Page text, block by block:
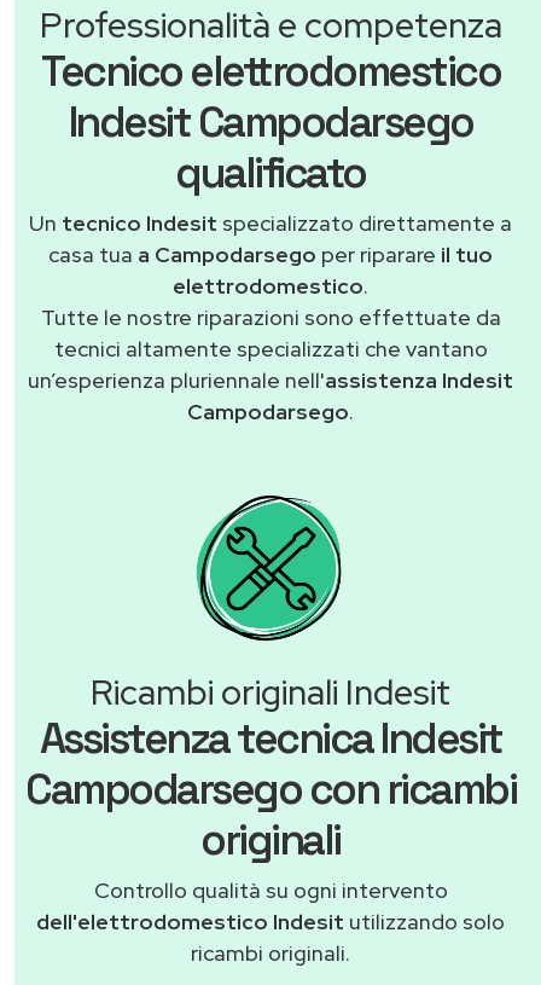
Professionalità e competenza
Tecnico elettrodomestico
Indesit Campodarsego
qualificato
Un tecnico Indesit specializzato direttamente a
casa tua a Campodarsego per riparare il tuo
elettrodomestico.
Tutte le nostre riparazioni sono effettuate da
tecnici altamente specializzati che vantano
un’esperienza pluriennale nell'assistenza Indesit
Campodarsego.
Ricambi originali Indesit
Assistenza tecnica Indesit
Campodarsego con ricambi
originali
Controllo qualità su ogni intervento
dell'elettrodomestico Indesit utilizzando solo
ricambi originali.